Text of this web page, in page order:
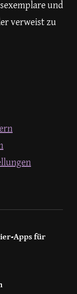
und
verweist zu
Apps für